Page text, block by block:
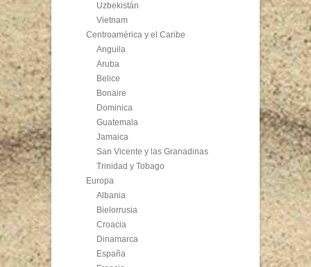
Uzbekistán
Vietnam
Centroamérica y el Caribe
Anguila
Aruba
Belice
Bonaire
Dominica
Guatemala
Jamaica
San Vicente y las Granadinas
Trinidad y Tobago
Europa
Albania
Bielorrusia
Croacia
Dinamarca
España